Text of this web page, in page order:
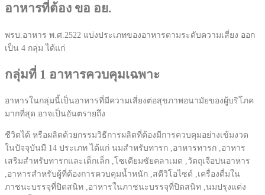
อาหารที่ต้อง ขอ อย.
พรบ.อาหาร พ.ศ.2522 แบ่งประเภทของอาหารตามระดับความเสี่ยง ออก
เป็น 4 กลุ่ม ได้แก่
กลุ่มที่ 1 อาหารควบคุมเฉพาะ
อาหารในกลุ่มนี้เป็นอาหารที่มีความเสี่ยงต่อสุขภาพอนามัยของผู้บริโภค
มากที่สุด อาจเป็นอันตรายถึง
ชีวิตได้ หรือผลิตด้วยกรรมวิธีการผลิตที่ต้องมีการควบคุมอย่างเข้มงวด
ในปัจจุบันมี 14 ประเภท ได้แก่ นมสำหรับทารก ,อาหารทารก ,อาหาร
เสริมสำหรับทารกและเด็กเล็ก ,โซเดียมซัยคลาเมต ,วัตถุเจือปนอาหาร
,อาหารสำหรับผู้ที่ต้องการควบคุมน้ำหนัก ,สตีวิโอไซด์ ,เครื่องดื่มใน
ภาชนะบรรจุที่ปิดสนิท ,อาหารในภาชนะบรรจุที่ปิดสนิท ,นมปรุงแต่ง